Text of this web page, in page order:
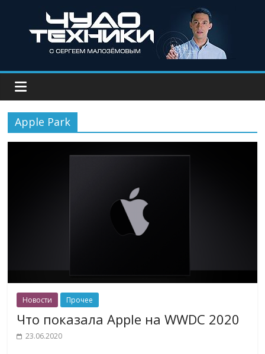
Apple Park
Новости Прочее
Что показала Apple на WWDC 2020
23.06.2020